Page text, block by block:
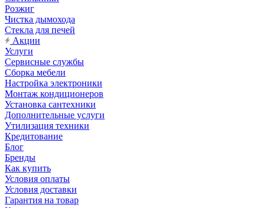
Розжиг
Чистка дымохода
Стекла для печей
Акции
Услуги
Сервисные службы
Сборка мебели
Настройка электроники
Монтаж кондиционеров
Установка сантехники
Дополнительные услуги
Утилизация техники
Кредитование
Блог
Бренды
Как купить
Условия оплаты
Условия доставки
Гарантия на товар